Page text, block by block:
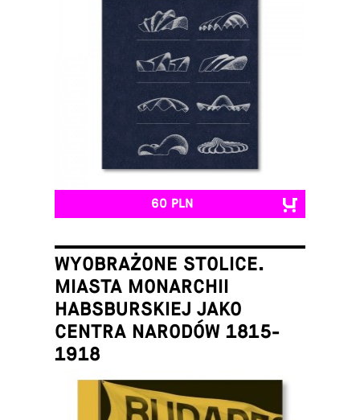
60 PLN
WYOBRAŻONE STOLICE.
MIASTA MONARCHII
HABSBURSKIEJ JAKO
CENTRA NARODÓW 1815-
1918
Łukasz Galusek